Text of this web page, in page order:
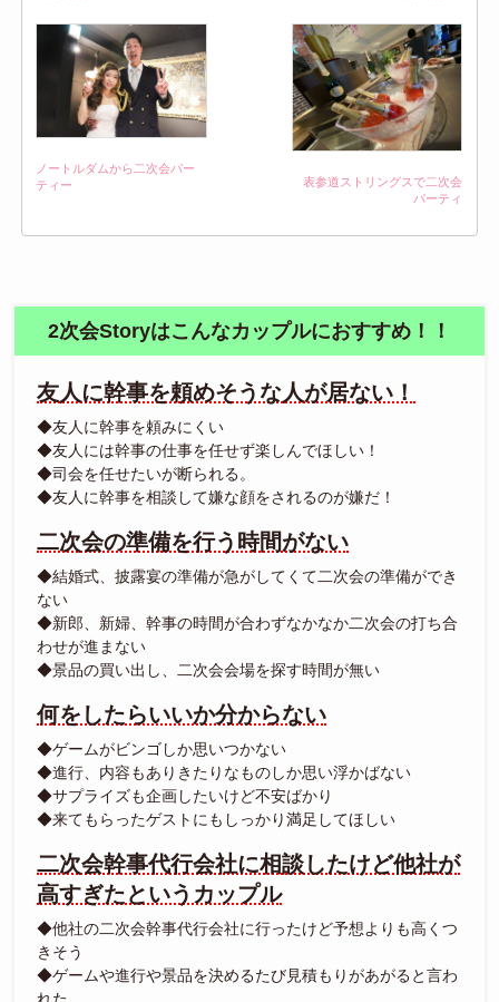
ノートルダムから二次会パー
ティー
表参道ストリングスで二次会
パーティ
2次会Storyはこんなカップルにおすすめ！！
友人に幹事を頼めそうな人が居ない！
◆友人に幹事を頼みにくい
◆友人には幹事の仕事を任せず楽しんでほしい！
◆司会を任せたいが断られる。
◆友人に幹事を相談して嫌な顔をされるのが嫌だ！
二次会の準備を行う時間がない
◆結婚式、披露宴の準備が急がしてくて二次会の準備ができ
ない
◆新郎、新婦、幹事の時間が合わずなかなか二次会の打ち合
わせが進まない
◆景品の買い出し、二次会会場を探す時間が無い
何をしたらいいか分からない
◆ゲームがビンゴしか思いつかない
◆進行、内容もありきたりなものしか思い浮かばない
◆サプライズも企画したいけど不安ばかり
◆来てもらったゲストにもしっかり満足してほしい
二次会幹事代行会社に相談したけど他社が
高すぎたというカップル
◆他社の二次会幹事代行会社に行ったけど予想よりも高くつ
きそう
◆ゲームや進行や景品を決めるたび見積もりがあがると言わ
れた